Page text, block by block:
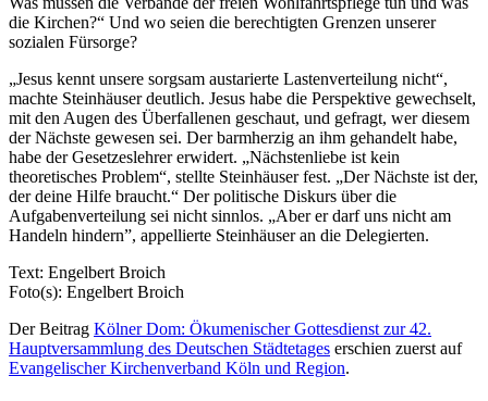
die Kirchen?“ Und wo seien die berechtigten Grenzen unserer
sozialen Fürsorge?
„Jesus kennt unsere sorgsam austarierte Lastenverteilung nicht“,
machte Steinhäuser deutlich. Jesus habe die Perspektive gewechselt,
mit den Augen des Überfallenen geschaut, und gefragt, wer diesem
der Nächste gewesen sei. Der barmherzig an ihm gehandelt habe,
habe der Gesetzeslehrer erwidert. „Nächstenliebe ist kein
theoretisches Problem“, stellte Steinhäuser fest. „Der Nächste ist der,
der deine Hilfe braucht.“ Der politische Diskurs über die
Aufgabenverteilung sei nicht sinnlos. „Aber er darf uns nicht am
Handeln hindern”, appellierte Steinhäuser an die Delegierten.
Text: Engelbert Broich
Foto(s): Engelbert Broich
Der Beitrag Kölner Dom: Ökumenischer Gottesdienst zur 42.
Hauptversammlung des Deutschen Städtetages erschien zuerst auf
Evangelischer Kirchenverband Köln und Region.